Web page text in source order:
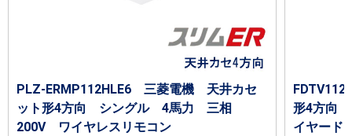
PLZ-ERMP112HLE6 三菱電機 天井カセ
ット形4方向 シングル 4馬力 三相
200V ワイヤレスリモコン
形4方向
イヤード